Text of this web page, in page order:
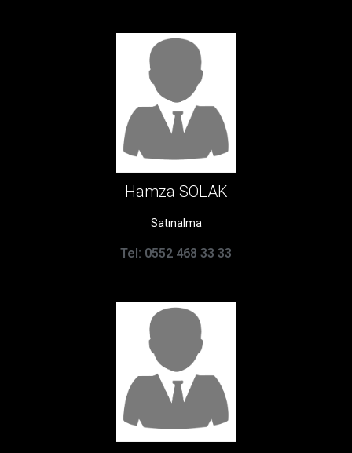
Hamza SOLAK
Satınalma
Tel: 0552 468 33 33